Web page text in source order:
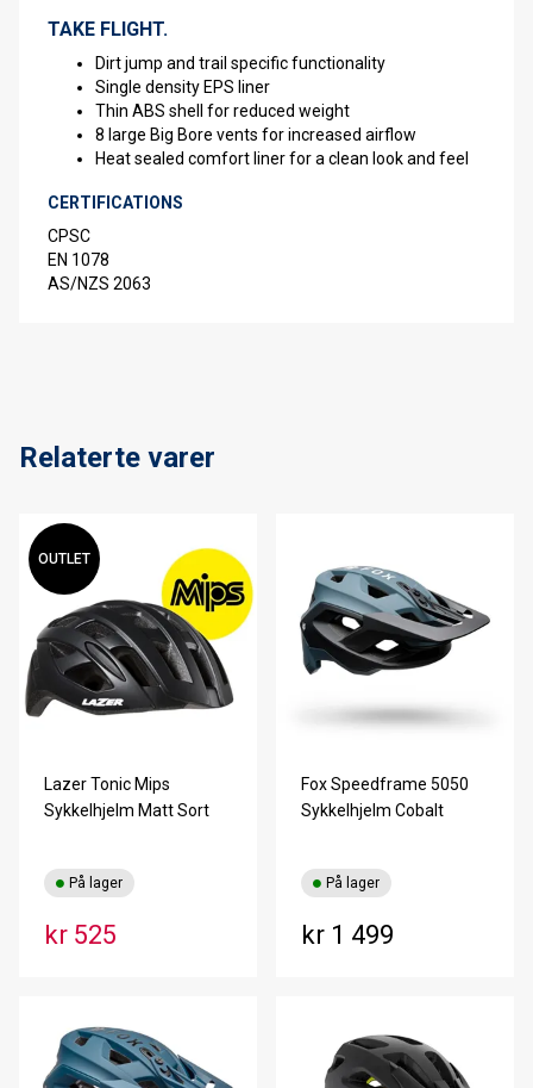
TAKE FLIGHT.
Dirt jump and trail specific functionality
Single density EPS liner
Thin ABS shell for reduced weight
8 large Big Bore vents for increased airflow
Heat sealed comfort liner for a clean look and feel
CERTIFICATIONS
CPSC
EN 1078
AS/NZS 2063
Relaterte varer
OUTLET
Lazer Tonic Mips
Sykkelhjelm Matt Sort
kr 525
På lager
Fox Speedframe 5050
Sykkelhjelm Cobalt
kr 1 499
På lager